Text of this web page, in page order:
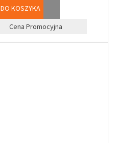
DO KOSZYKA
Cena Promocyjna